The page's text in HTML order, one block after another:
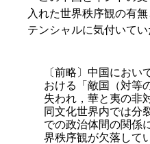
入れた世界秩序観の有
テンシャルに気付いて
〔前略〕中国にお
おける「敵国（対等
失われ，華と夷の非
同文化世界内では分
での政治体間の関係
界秩序観が欠落して